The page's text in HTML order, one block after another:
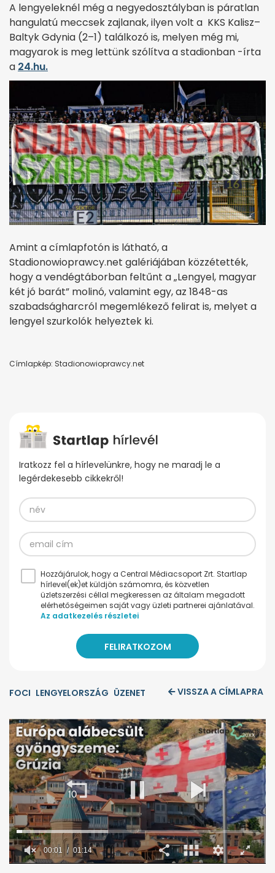
A lengyeleknél még a negyedosztályban is páratlan
hangulatú meccsek zajlanak, ilyen volt a KKS Kalisz–
Baltyk Gdynia (2–1) találkozó is, melyen még mi,
magyarok is meg lettünk szólítva a stadionban -írta
a 24.hu.
Amint a címlapfotón is látható, a
Stadionowioprawcy.net galériájában közzétették,
hogy a vendégtáborban feltűnt a „Lengyel, magyar
két jó barát” molinó, valamint egy, az 1848-as
szabadságharcról megemlékező felirat is, melyet a
lengyel szurkolók helyeztek ki.
Címlapkép: Stadionowioprawcy.net
Iratkozz fel a hírlevelünkre, hogy ne maradj le a
legérdekesebb cikkekről!
Hozzájárulok, hogy a Central Médiacsoport Zrt. Startlap
hírlevel(ek)et küldjön számomra, és közvetlen
üzletszerzési céllal megkeressen az általam megadott
elérhetőségeimen saját vagy üzleti partnerei ajánlatával.
Az adatkezelés részletei
FOCI LENGYELORSZÁG ÜZENET VISSZA A CÍMLAPRA
00:02 01:14